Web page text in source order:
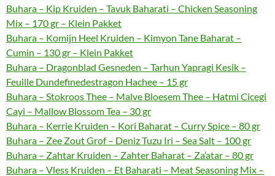
Buhara – Kip Kruiden – Tavuk Baharati – Chicken Seasoning
Mix – 170 gr – Klein Pakket
Buhara – Komijn Heel Kruiden – Kimyon Tane Baharat –
Cumin – 130 gr – Klein Pakket
Buhara – Dragonblad Gesneden – Tarhun Yapragi Kesik –
Feuille Dundefinedestragon Hachee – 15 gr
Buhara – Stokroos Thee – Malve Bloesem Thee – Hatmi Cicegi
Cayi – Mallow Blossom Tea – 30 gr
Buhara – Kerrie Kruiden – Kori Baharat – Curry Spice – 80 gr
Buhara – Zee Zout Grof – Deniz Tuzu Iri – Sea Salt – 100 gr
Buhara – Zahtar Kruiden – Zahter Baharat – Za’atar – 80 gr
Buhara – Vless Kruiden – Et Baharati – Meat Seasoning Mix –